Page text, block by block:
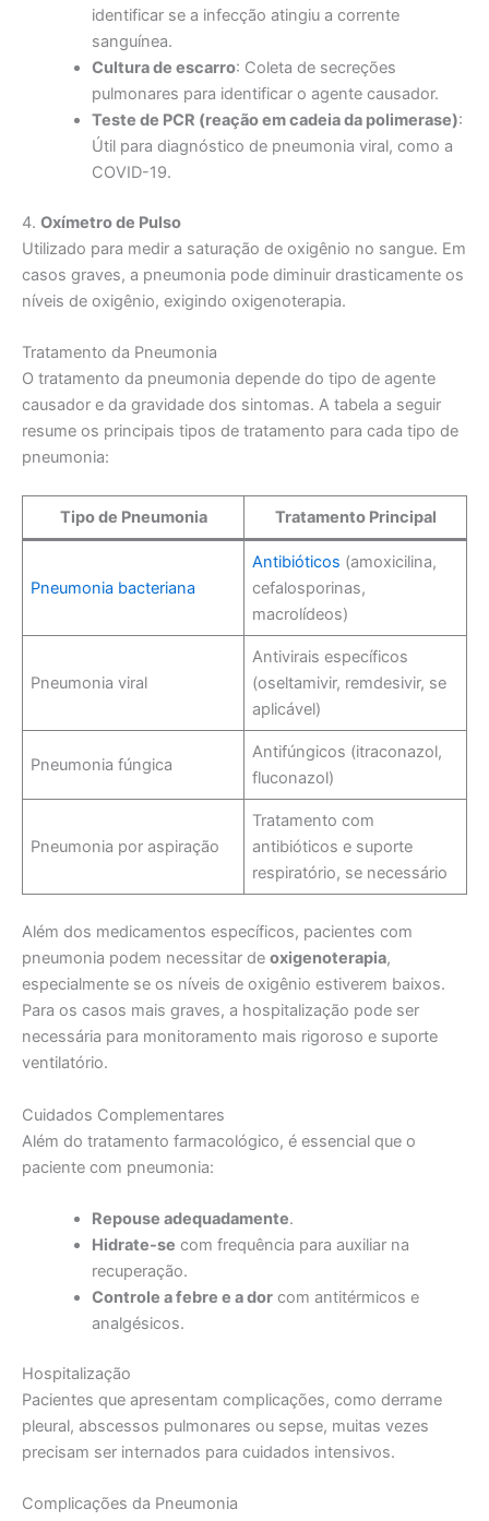
identificar se a infecção atingiu a corrente
sanguínea.
Cultura de escarro: Coleta de secreções
pulmonares para identificar o agente causador.
Teste de PCR (reação em cadeia da polimerase):
Útil para diagnóstico de pneumonia viral, como a
COVID-19.
4. Oxímetro de Pulso
Utilizado para medir a saturação de oxigênio no sangue. Em
casos graves, a pneumonia pode diminuir drasticamente os
níveis de oxigênio, exigindo oxigenoterapia.
Tratamento da Pneumonia
O tratamento da pneumonia depende do tipo de agente
causador e da gravidade dos sintomas. A tabela a seguir
resume os principais tipos de tratamento para cada tipo de
pneumonia:
Tipo de Pneumonia Tratamento Principal
Pneumonia bacteriana
Antibióticos (amoxicilina,
cefalosporinas,
macrolídeos)
Pneumonia viral
Antivirais específicos
(oseltamivir, remdesivir, se
aplicável)
Pneumonia fúngica
Antifúngicos (itraconazol,
fluconazol)
Pneumonia por aspiração
Tratamento com
antibióticos e suporte
respiratório, se necessário
Além dos medicamentos específicos, pacientes com
pneumonia podem necessitar de oxigenoterapia,
especialmente se os níveis de oxigênio estiverem baixos.
Para os casos mais graves, a hospitalização pode ser
necessária para monitoramento mais rigoroso e suporte
ventilatório.
Cuidados Complementares
Além do tratamento farmacológico, é essencial que o
paciente com pneumonia:
Repouse adequadamente.
Hidrate-se com frequência para auxiliar na
recuperação.
Controle a febre e a dorcom antitérmicos e
analgésicos.
Hospitalização
Pacientes que apresentam complicações, como derrame
pleural, abscessos pulmonares ou sepse, muitas vezes
precisam ser internados para cuidados intensivos.
Complicações da Pneumonia